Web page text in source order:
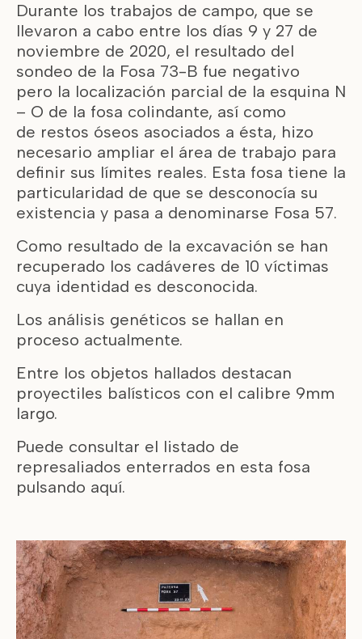
Durante los trabajos de campo, que se
llevaron a cabo entre los días 9 y 27 de
noviembre de 2020, el resultado del
sondeo de la Fosa 73-B fue negativo
pero la localización parcial de la esquina N
– O de la fosa colindante, así como
de restos óseos asociados a ésta, hizo
necesario ampliar el área de trabajo para
definir sus límites reales. Esta fosa tiene la
particularidad de que se desconocía su
existencia y pasa a denominarse Fosa 57.
Como resultado de la excavación se han
recuperado los cadáveres de 10 víctimas
cuya identidad es desconocida.
Los análisis genéticos se hallan en
proceso actualmente.
Entre los objetos hallados destacan
proyectiles balísticos con el calibre 9mm
largo.
Puede consultar el listado de
represaliados enterrados en esta fosa
pulsando aquí.